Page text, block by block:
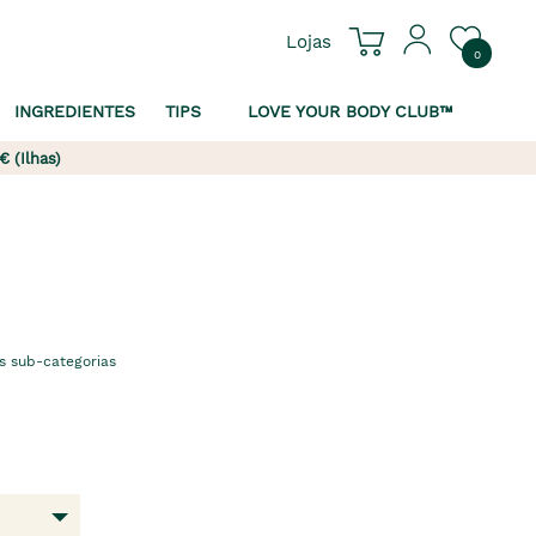
Lojas
0
INGREDIENTES TIPS LOVE YOUR BODY CLUB™
(Ilhas)
sub-categorias